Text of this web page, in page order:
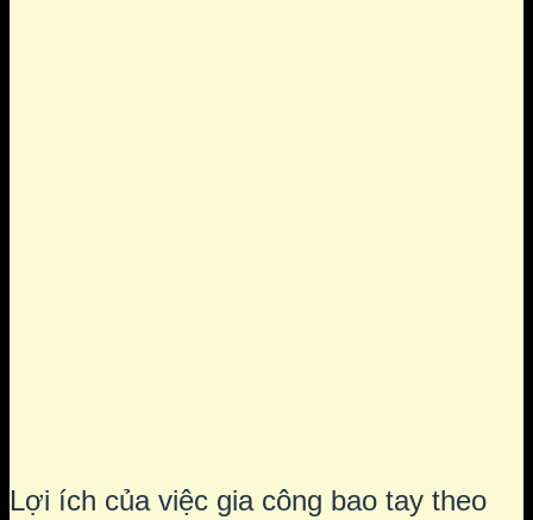
Lợi ích của việc gia công bao tay theo